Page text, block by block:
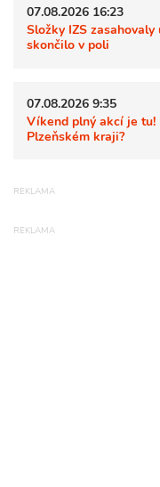
07.08.2026 16:23
Složky IZS
skončilo v poli
07.08.2026 9:35
Víkend plný akcí je tu!
Plzeňském kraji?